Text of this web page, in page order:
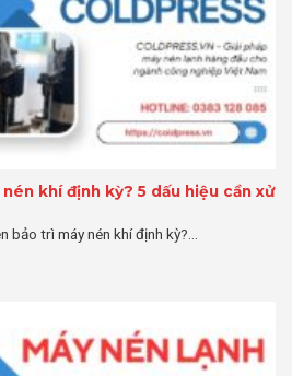
khí định kỳ? 5 dấu hiệu cần xử
bảo trì máy nén khí định kỳ?...